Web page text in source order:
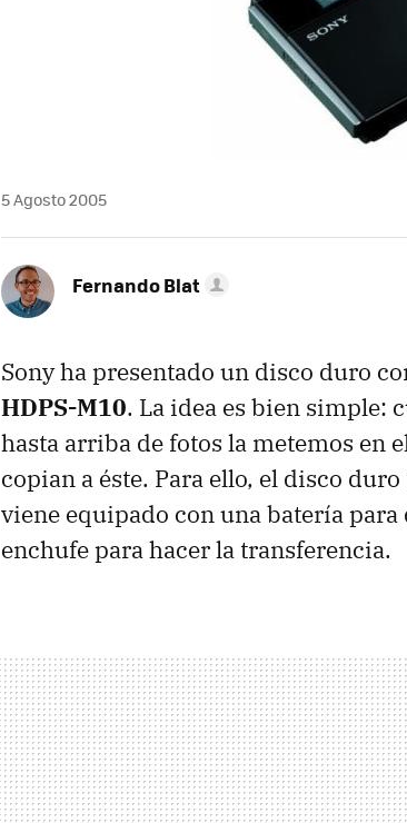
5 Agosto 2005
Fernando Blat
Sony ha presentado un disco duro
HDPS-M10. La idea es bien simple:
hasta arriba de fotos la metemos en
copian a éste. Para ello, el disco
viene equipado con una batería
enchufe para hacer la transferencia.